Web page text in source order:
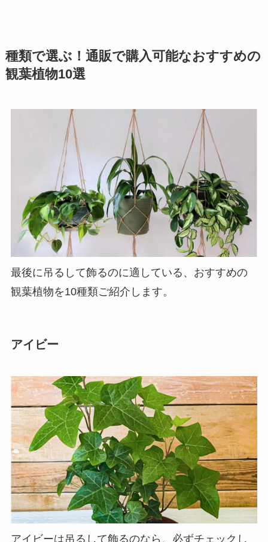
種類で選ぶ！通販で購入可能なおすすめの
観葉植物10選
最後に吊るして飾るのに適している、おすすめの
観葉植物を10種類ご紹介します。
アイビー
アイビーは吊るして飾るのなら、必ずチェックし